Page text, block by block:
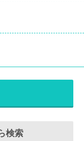
検索